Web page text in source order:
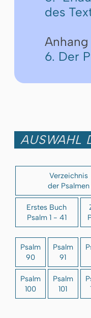
des
Anhang
6. Der
AUSWAHL
Verzeichnis
der Psalmen
Erstes Buch
Psalm 1 - 41
Psalm
90
Psalm
91
Psalm
100
Psalm
101